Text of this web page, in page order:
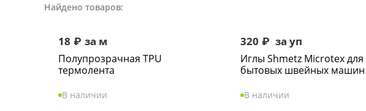
Найдено товаров:
18 ₽ за м
Полупрозрачная TPU
термолента
В наличии
320 ₽ за уп
Иглы Shmetz Microtex для
бытовых швейных машин
В наличии